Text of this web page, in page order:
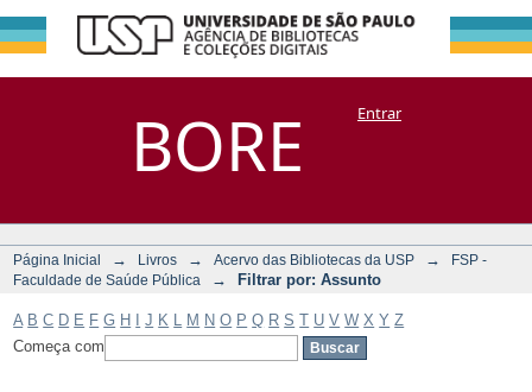
BORE
Filtrar por:
Assunto
DSpace/Manakin + CoriscoEntrar
Página Inicial → Livros → Acervo das Bibliotecas da USP →
FSP -
Faculdade de Saúde Pública
→ Filtrar por: Assunto
A B C D E F G H J K M N O P Q R S T U V W X Y Z
Começa com